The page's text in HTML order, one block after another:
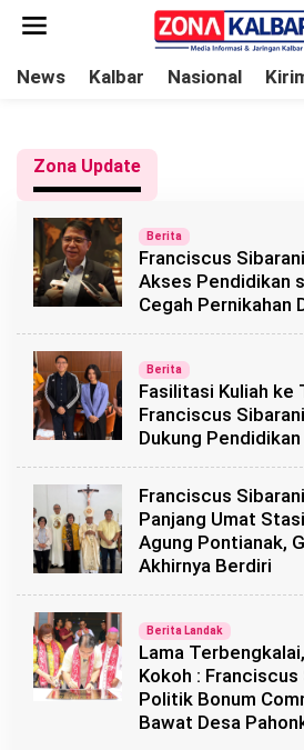
News Kalbar Nasional
Zona Update
Z
n
a
K
a
a
r
Berita
Franciscus
Akses Pendidikan
Cegah Pernikahan
Berita
Fasilitasi Kuliah ke
Franciscus
Dukung
Franciscus
Panjang Umat
Agung Pontianak,
Akhirnya Berdiri
Berita Landak
Lama
Kokoh :
Politik Bonum
Bawat Desa